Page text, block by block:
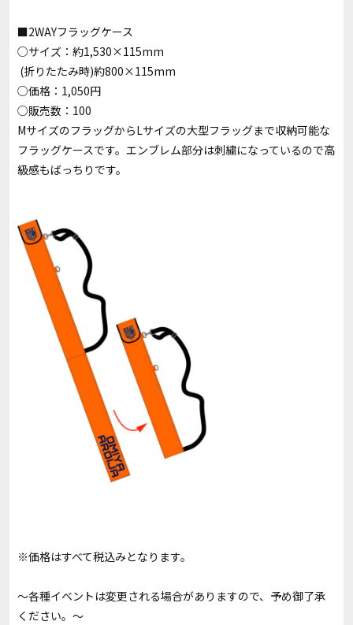
■2WAYフラッグケース
○サイズ：約1,530×115mm
(折りたたみ時)約800×115mm
○価格：1,050円
○販売数：100
MサイズのフラッグからLサイズの大型フラッグまで収納可能な
フラッグケースです。エンブレム部分は刺繍になっているので高
級感もばっちりです。
※価格はすべて税込みとなります。
～各種イベントは変更される場合がありますので、予め御了承
ください。～